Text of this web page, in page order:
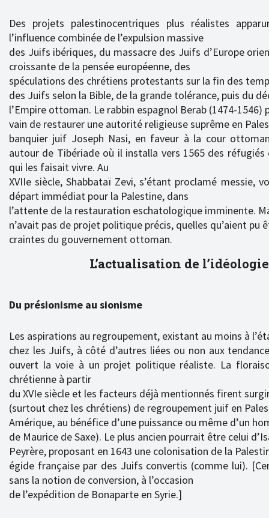
Des projets palestinocentriques plus réalistes
l’influence combinée de l’expulsion massive
des Juifs ibériques, du massacre des Juifs d’Europe
croissante de la pensée européenne, des
spéculations des chrétiens protestants sur la fin des
des Juifs selon la Bible, de la grande tolérance, puis du
l’Empire ottoman. Le rabbin espagnol Berab (1474-1546)
vain de restaurer une autorité religieuse suprême en
banquier juif Joseph Nasi, en faveur à la cour
autour de Tibériade où il installa vers 1565 des
qui les faisait vivre. Au
XVIIe siècle, Shabbataï Zevi, s’étant proclamé messie,
départ immédiat pour la Palestine, dans
l’attente de la restauration eschatologique imminente.
n’avait pas de projet politique précis, quelles qu’aient pu
craintes du gouvernement ottoman.
L’actualisation de
Du présionisme au sionisme
Les aspirations au regroupement, existant au moins à
chez les Juifs, à côté d’autres liées ou non aux
ouvert la voie à un projet politique réaliste. La
chrétienne à partir
du XVIe siècle et les facteurs déjà mentionnés firent
(surtout chez les chrétiens) de regroupement juif en
Amérique, au bénéfice d’une puissance ou même d’un
de Maurice de Saxe). Le plus ancien pourrait être celui
Peyrère, proposant en 1643 une colonisation de la
égide française par des Juifs convertis (comme lui).
sans la notion de conversion, à l’occasion
de l’expédition de Bonaparte en Syrie.]